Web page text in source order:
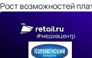
Рост возможностей